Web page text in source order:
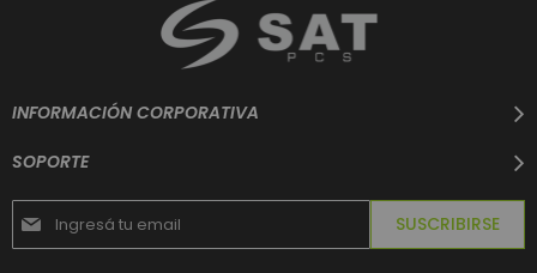
INFORMACIÓN CORPORATIVA
SOPORTE
Suscríbase
al
boletín
SUSCRIBIRSE